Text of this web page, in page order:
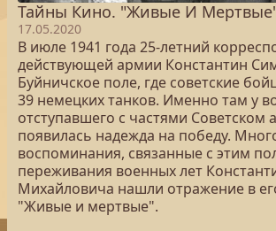
Тайны Кино. "Живые И
17.05.2020
В июле 1941 года 25-летний
действующей армии Константин
Буйничское поле, где советские
39 немецких танков. Именно там у
отступавшего с частями Советском
появилась надежда на победу.
воспоминания, связанные с этим
переживания военных лет
Михайловича нашли отражение в
"Живые и мертвые".